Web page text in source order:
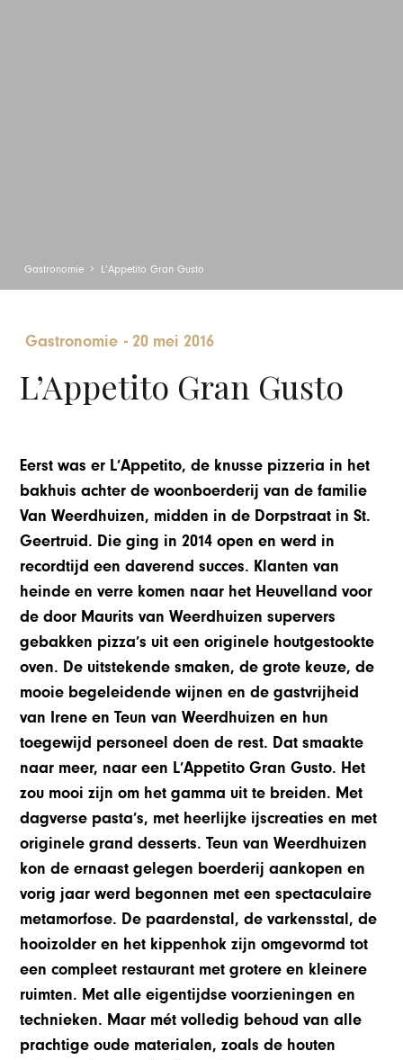
Gastronomie L’Appetito Gran Gusto
Gastronomie -20 mei 2016
L’Appetito Gran Gusto
Eerst was er L’Appetito, de knusse pizzeria in het
bakhuis achter de woonboerderij van de familie
Van Weerdhuizen, midden in de Dorpstraat in St.
Geertruid. Die ging in 2014 open en werd in
recordtijd een daverend succes. Klanten van
heinde en verre komen naar het Heuvelland voor
de door Maurits van Weerdhuizen supervers
gebakken pizza’s uit een originele houtgestookte
oven. De uitstekende smaken, de grote keuze, de
mooie begeleidende wijnen en de gastvrijheid
van Irene en Teun van Weerdhuizen en hun
toegewijd personeel doen de rest. Dat smaakte
naar meer, naar een L’Appetito Gran Gusto. Het
zou mooi zijn om het gamma uit te breiden. Met
dagverse pasta’s, met heerlijke ijscreaties en met
originele grand desserts. Teun van Weerdhuizen
kon de ernaast gelegen boerderij aankopen en
vorig jaar werd begonnen met een spectaculaire
metamorfose. De paardenstal, de varkensstal, de
hooizolder en het kippenhok zijn omgevormd tot
een compleet restaurant met grotere en kleinere
ruimten. Met alle eigentijdse voorzieningen en
technieken. Maar mét volledig behoud van alle
prachtige oude materialen, zoals de houten